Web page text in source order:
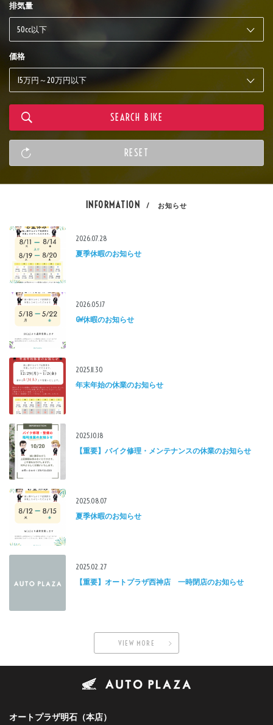
排気量
価格
INFORMATION / お知らせ
2026.07.28
夏季休暇のお知らせ
2026.05.17
GW休暇のお知らせ
2025.11.30
年末年始の休業のお知らせ
2025.10.18
【重要】バイク修理・メンテナンスの休業のお知らせ
2025.08.07
夏季休暇のお知らせ
2025.02.27
【重要】オートプラザ西神店 一時閉店のお知らせ
VIEW MORE
オートプラザ明石（本店）